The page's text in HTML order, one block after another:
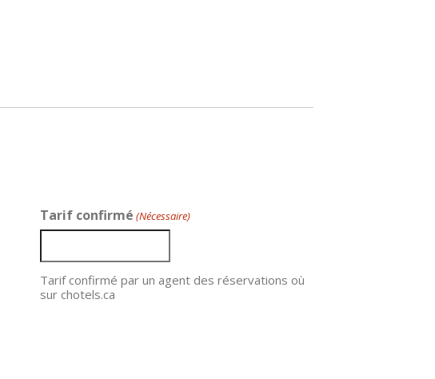
Tarif confirmé (Nécessaire)
Tarif confirmé par un agent des réservations où
sur chotels.ca